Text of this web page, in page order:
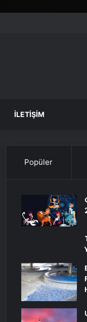
İLETIŞIM
Popüler